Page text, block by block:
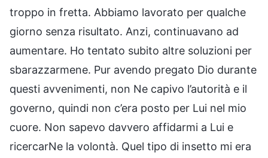
troppo in fretta. Abbiamo lavorato per qualche
giorno senza risultato. Anzi, continuavano ad
aumentare. Ho tentato subito altre soluzioni per
sbarazzarmene. Pur avendo pregato Dio durante
questi avvenimenti, non Ne capivo l’autorità e il
governo, quindi non c’era posto per Lui nel mio
cuore. Non sapevo davvero affidarmi a Lui e
ricercarNe la volontà. Quel tipo di insetto mi era